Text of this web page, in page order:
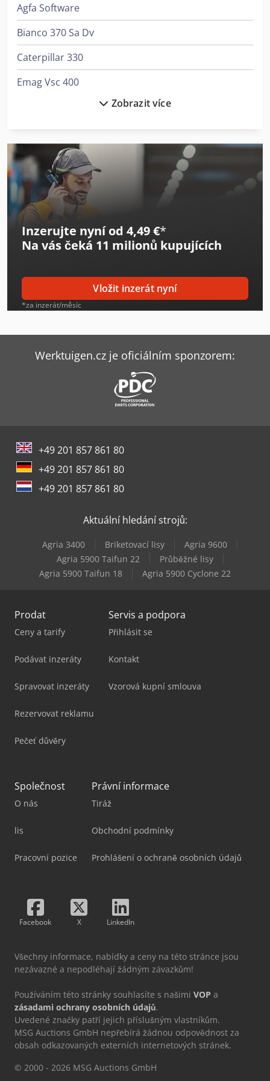
Agfa Software
Bianco 370 Sa Dv
Caterpillar 330
Emag Vsc 400
Emco Emcomat Fb-450 Mc
Gbc Catena 35
Gildemeister Ctx 310
Gildemeister Ctx 310 V3
Gildemeister Ctx 400
Gildemeister Ctx Alpha 300
Gildemeister Nef 400
Haas Ec-400
Hp Tiskárna
Trumpf Trumatic 3000
Xeikon 3050
Xerox Igen5/150
Xerox Tiskárna
Xerox Versant 3100
Zobrazit více
Inzerujte nyní od 4,49 €*
Na vás čeká 11 milionů kupujících
Vložit inzerát nyní
*za inzerát/měsíc
Werktuigen.cz je oficiálním sponzorem:
+49 201 857 861 80
+49 201 857 861 80
+49 201 857 861 80
Aktuální hledání strojů:
Agria 3400 Briketovací lisy
Agria 9600
Agria 5900 Taifun 22
Průběžné lisy
Agria 5900 Taifun 18
Agria 5900 Cyclone 22
Prodat
Ceny a tarify
Podávat inzeráty
Spravovat inzeráty
Rezervovat reklamu
Pečeť důvěry
Servis a podpora
Přihlásit se
Kontakt
Vzorová kupní smlouva
Společnost
O nás
lis
Pracovní pozice
Právní informace
Tiráž
Obchodní podmínky
Prohlášení o ochraně osobních údajů
Facebook X LinkedIn
Všechny informace, nabídky a ceny na této stránce jsou
nezávazné a nepodléhají žádným závazkům!
Používáním této stránky souhlasíte s našimi VOP a
zásadami ochrany osobních údajů.
Uvedené značky patří jejich příslušným vlastníkům.
MSG Auctions GmbH nepřebírá žádnou odpovědnost za
obsah odkazovaných externích internetových stránek.
© 2000 - 2026 MSG Auctions GmbH